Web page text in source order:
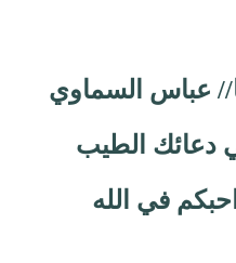
عباس السماوي
دعائك الطيب
في الله